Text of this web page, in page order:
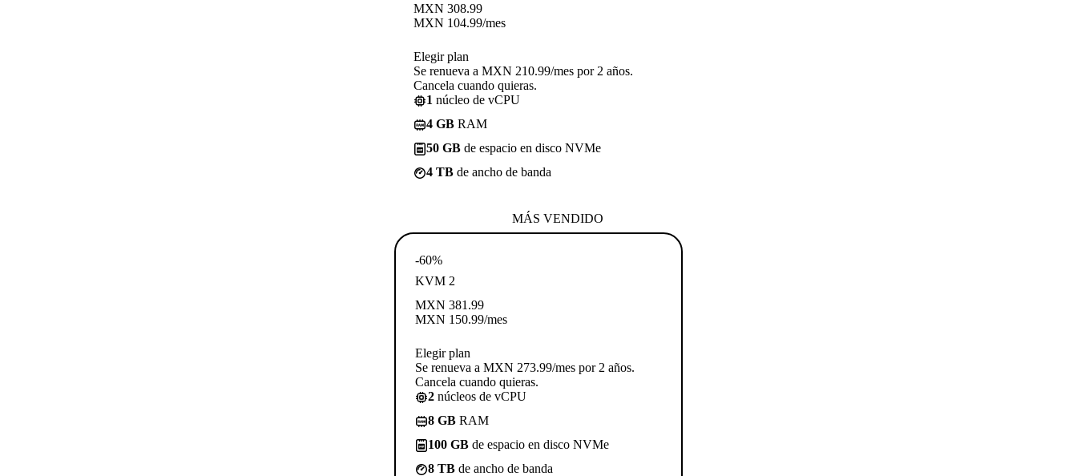
MXN 308.99
MXN 104.99/mes
Elegir plan
Se renueva a MXN 210.99/mes por 2 años.
Cancela cuando quieras.
1 núcleo de vCPU
4 GB RAM
50 GB de espacio en disco NVMe
4 TB de ancho de banda
MÁS VENDIDO
-60%
KVM 2
MXN 381.99
MXN 150.99/mes
Elegir plan
Se renueva a MXN 273.99/mes por 2 años.
Cancela cuando quieras.
2 núcleos de vCPU
8 GB RAM
100 GB de espacio en disco NVMe
8 TB de ancho de banda